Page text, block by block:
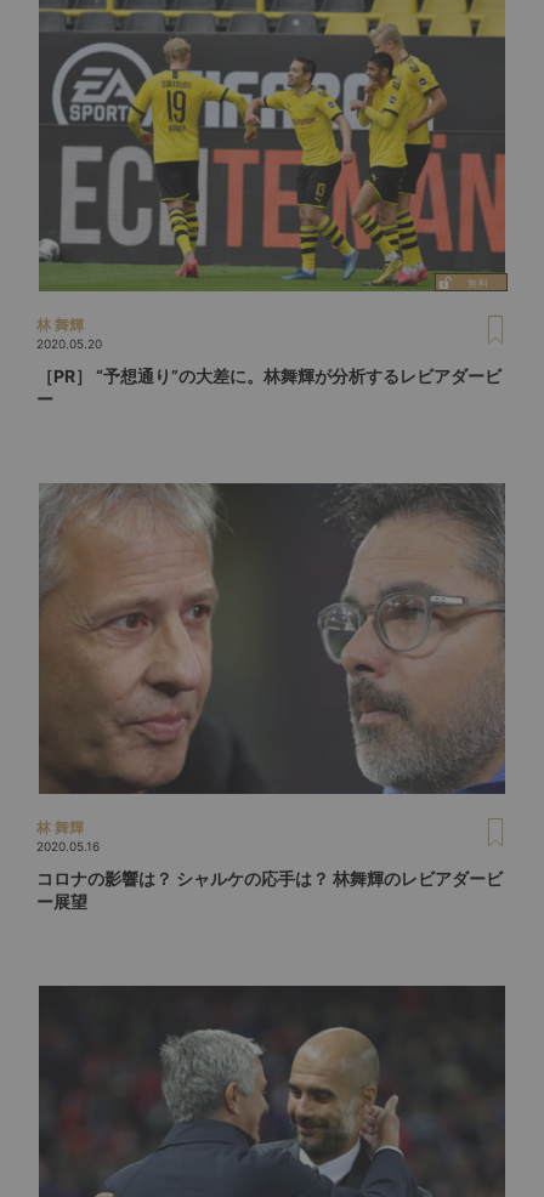
林 舞輝
2020.05.20
［PR］ “予想通り”の大差に。林舞輝が分析するレビアダービ
ー
林 舞輝
2020.05.16
コロナの影響は？ シャルケの応手は？ 林舞輝のレビアダービ
ー展望